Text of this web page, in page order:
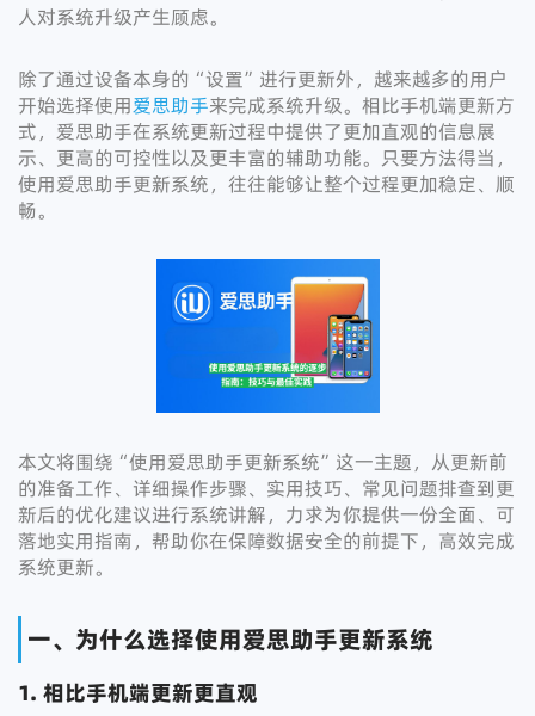
人对系统升级产生顾虑。
除了通过设备本身的“设置”进行更新外，越来越多的用户
开始选择使用爱思助手来完成系统升级。相比手机端更新方
式，爱思助手在系统更新过程中提供了更加直观的信息展
示、更高的可控性以及更丰富的辅助功能。只要方法得当，
使用爱思助手更新系统，往往能够让整个过程更加稳定、顺
畅。
本文将围绕“使用爱思助手更新系统”这一主题，从更新前
的准备工作、详细操作步骤、实用技巧、常见问题排查到更
新后的优化建议进行系统讲解，力求为你提供一份全面、可
落地实用指南，帮助你在保障数据安全的前提下，高效完成
系统更新。
一、为什么选择使用爱思助手更新系统
1. 相比手机端更新更直观